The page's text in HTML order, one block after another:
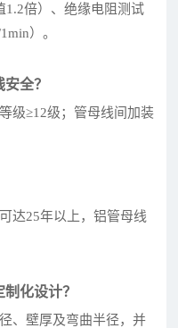
1.2倍）、绝缘电阻测试
）。
全？
级≥12级；管母线间加装
达25年以上，铝管母线
化设计？
、壁厚及弯曲半径，并